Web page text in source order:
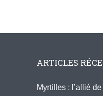
ARTICLES
Myrtilles : l’allié